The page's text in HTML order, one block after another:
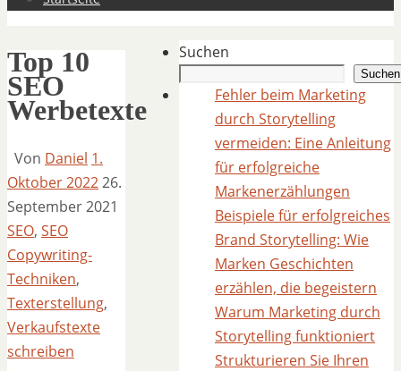
Top 10
SEO
Werbetexte
Von Daniel 1.
Oktober 202226.
September 2021
SEO, SEO
Copywriting-
Techniken,
Texterstellung,
Verkaufstexte
schreiben
Suchen
Suchen
Fehler beim Marketing
durch Storytelling
vermeiden: Eine Anleitung
für erfolgreiche
Markenerzählungen
Beispiele für erfolgreiches
Brand Storytelling: Wie
Marken Geschichten
erzählen, die begeistern
Warum Marketing durch
Storytelling funktioniert
Strukturieren Sie Ihren